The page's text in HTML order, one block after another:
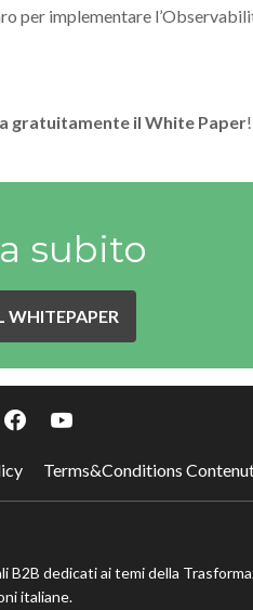
per implementare
gratuitamente il White Paper!
subito
WHITEPAPER
Terms&Conditions
dedicati ai temi della
italiane.